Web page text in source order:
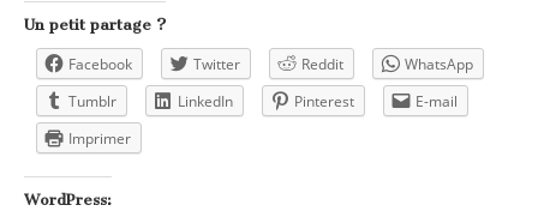
Un petit partage ?
Facebook Twitter Reddit
WhatsApp
Tumblr
LinkedIn Pinterest
E-mail
Imprimer
WordPress: